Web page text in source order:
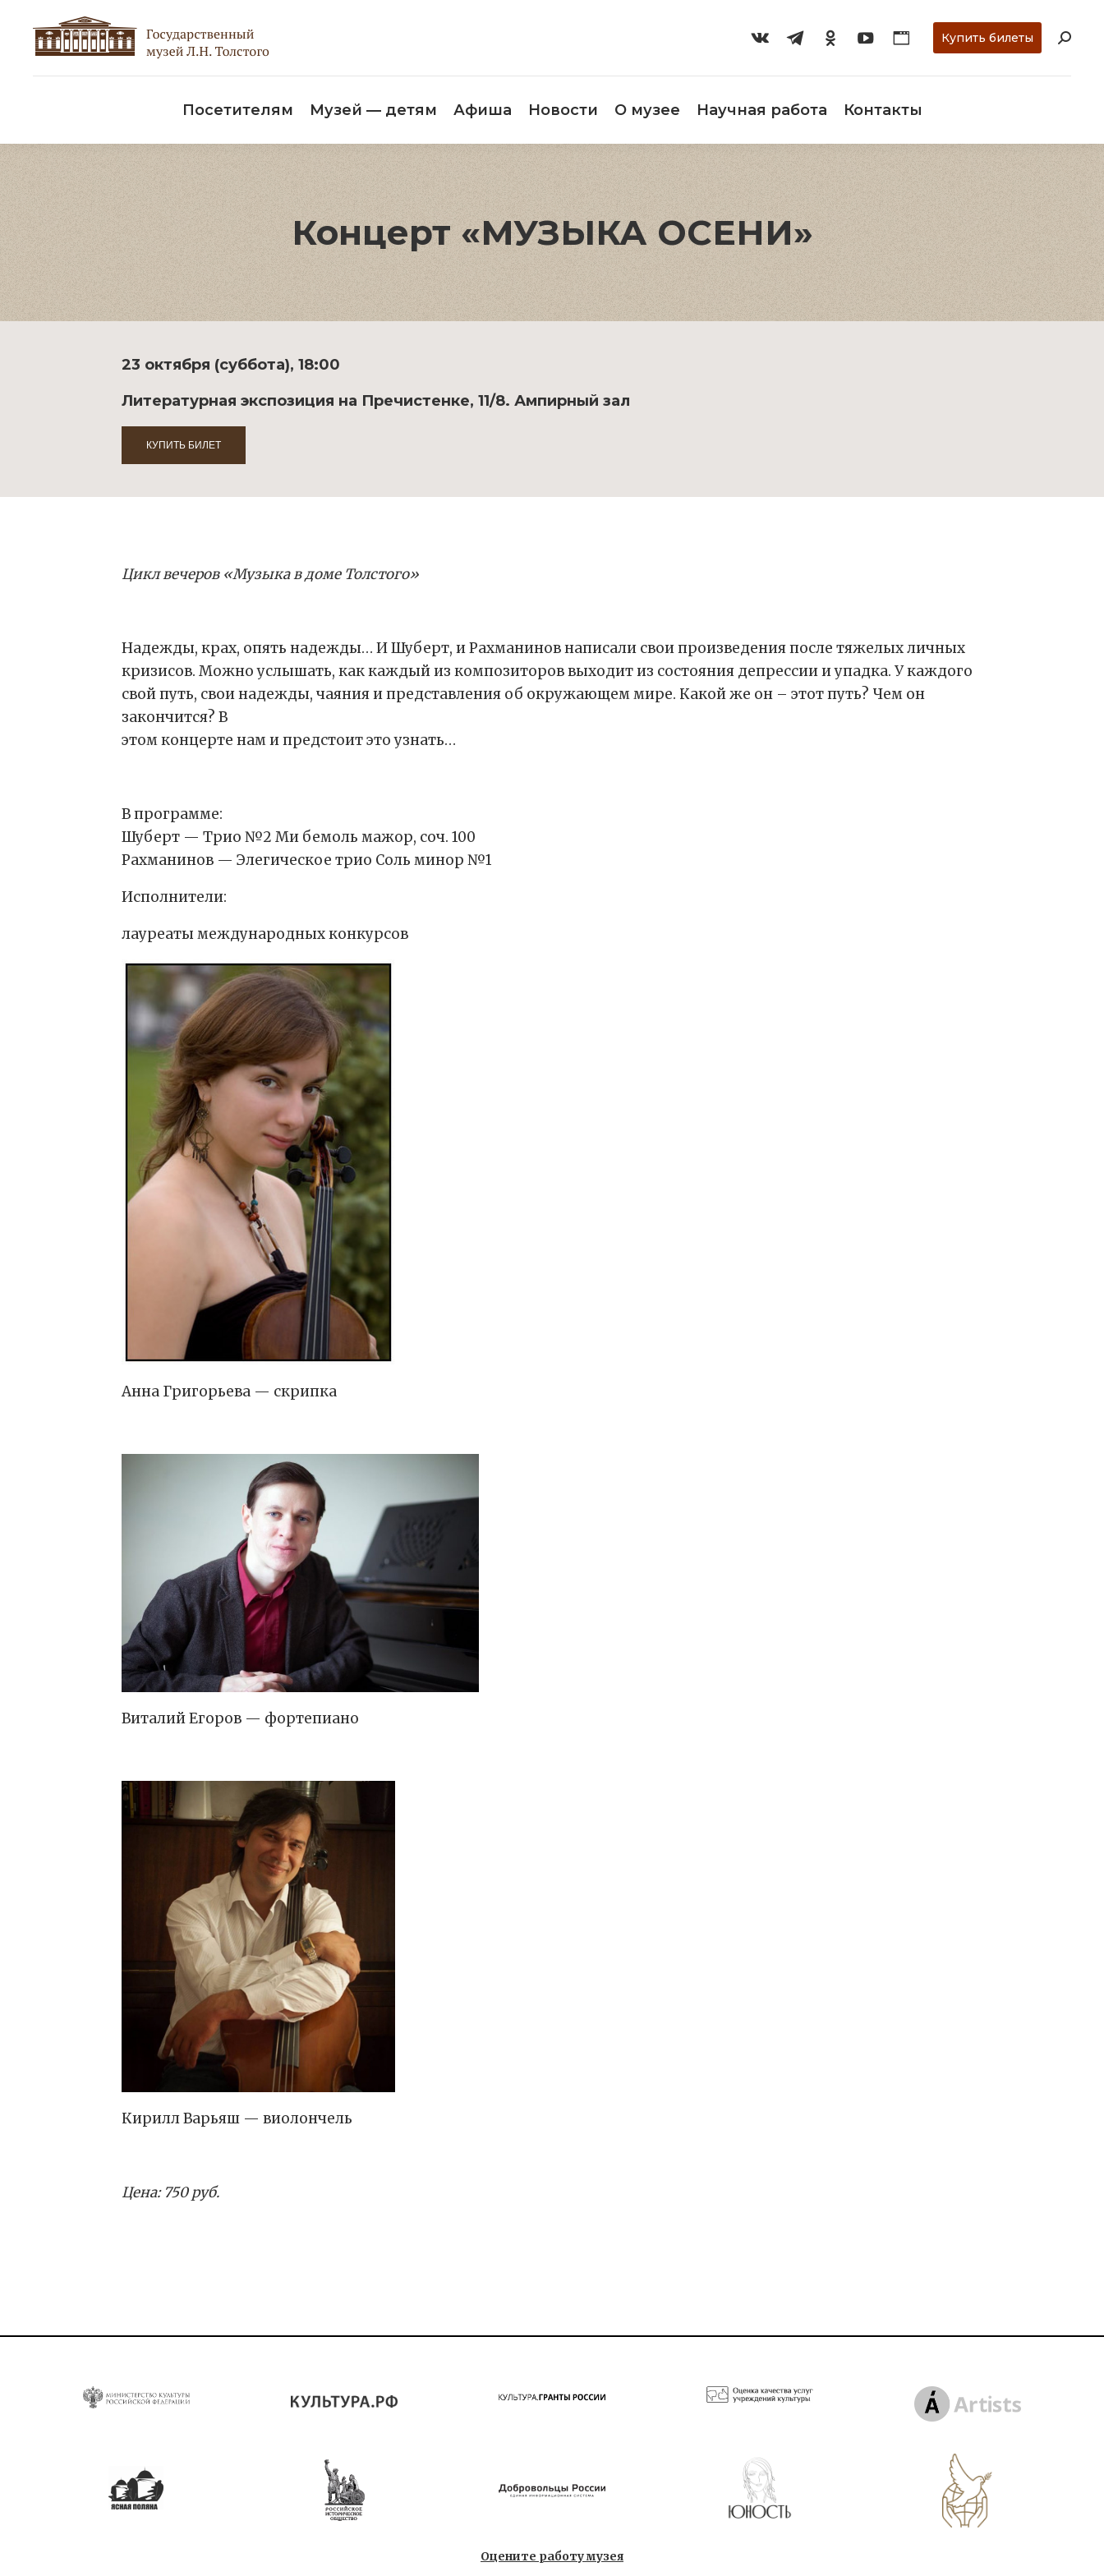
Купить билеты
Посетителям Музей — детям Афиша Новости О музее Научная работа Контакты
Концерт «МУЗЫКА ОСЕНИ»
23 октября (суббота), 18:00
Литературная экспозиция на Пречистенке, 11/8. Ампирный зал
КУПИТЬ БИЛЕТ
Цикл вечеров «Музыка в доме Толстого»
Надежды, крах, опять надежды… И Шуберт, и Рахманинов написали свои произведения после тяжелых личных
кризисов. Можно услышать, как каждый из композиторов выходит из состояния депрессии и упадка. У каждого
свой путь, свои надежды, чаяния и представления об окружающем мире. Какой же он – этот путь? Чем он
закончится? В
этом концерте нам и предстоит это узнать…
В программе:
Шуберт — Трио №2 Ми бемоль мажор, соч. 100
Рахманинов — Элегическое трио Соль минор №1
Исполнители:
лауреаты международных конкурсов
Анна Григорьева — скрипка
Виталий Егоров — фортепиано
Кирилл Варьяш — виолончель
Цена: 750 руб.
Оцените работу музея
О музее Научная работа Контакты